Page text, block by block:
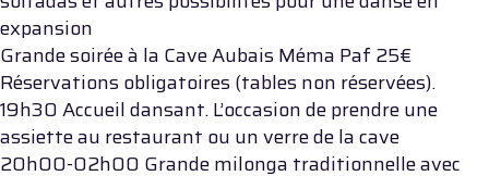
expansion
Grande soirée à la Cave Aubais Méma Paf 25€
Réservations obligatoires (tables non réservées).
19h30 Accueil dansant. L’occasion de prendre une
assiette au restaurant ou un verre de la cave
20h00-02h00 Grande milonga traditionnelle avec